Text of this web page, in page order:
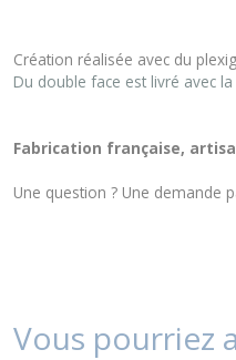
Création réalisée avec du
Du double face est livré avec
Fabrication française,
Une question ? Une demande
Vous pourriez